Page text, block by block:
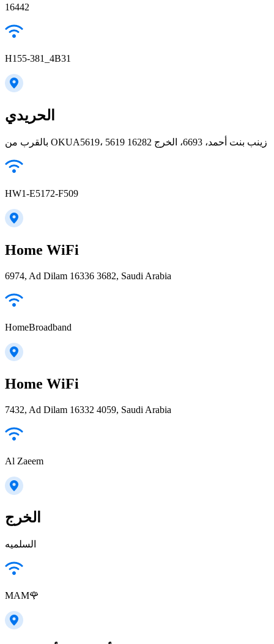
16442
H155-381_4B31
الحريدي
بالقرب من OKUA5619، 5619 زينب بنت أحمد، 6693، الخرج 16282
HW1-E5172-F509
Home WiFi
6974, Ad Dilam 16336 3682, Saudi Arabia
HomeBroadband
Home WiFi
7432, Ad Dilam 16332 4059, Saudi Arabia
Al Zaeem
الخرج
السلميه
MAM🌹